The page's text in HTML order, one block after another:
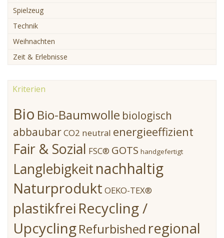
Spielzeug
Technik
Weihnachten
Zeit & Erlebnisse
Kriterien
Bio Bio-Baumwolle biologisch
abbaubarCO2 neutral energieeffizient
Fair & Sozial FSC® GOTS handgefertigt
Langlebigkeitnachhaltig
Naturprodukt OEKO-TEX®
plastikfrei Recycling /
UpcyclingRefurbished regional